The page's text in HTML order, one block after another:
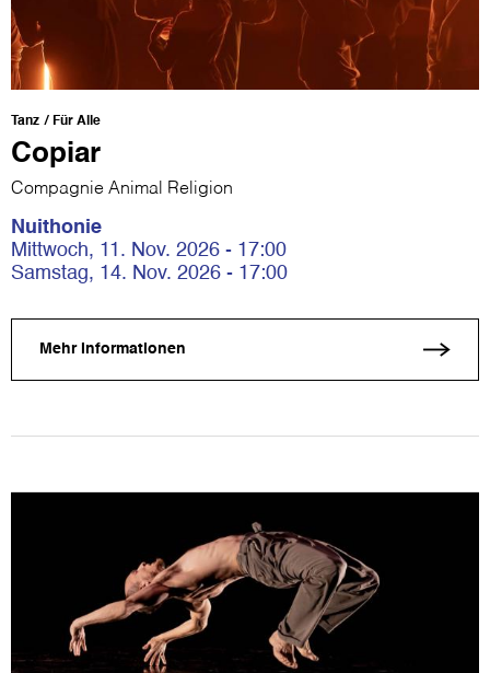
Tanz Für Alle
Copiar
Compagnie Animal Religion
Nuithonie
Mittwoch, 11. Nov. 2026 - 17:00
Samstag, 14. Nov. 2026 - 17:00
Mehr Informationen